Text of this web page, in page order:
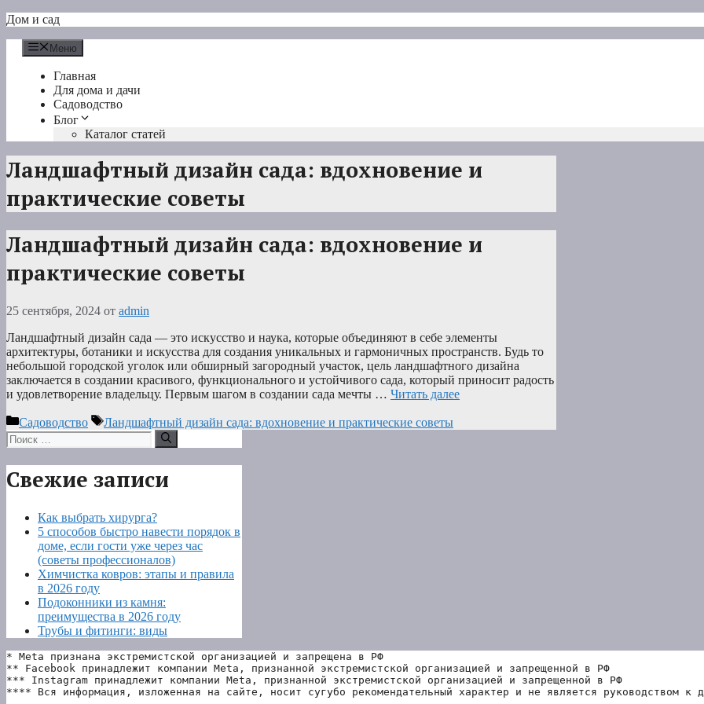
Перейти
содержимому
Дом и сад
Меню
Главная
Для дома и дачи
Садоводство
Блог
Каталог статей
Ландшафтный дизайн сада: вдохновение и
практические советы
Ландшафтный дизайн сада: вдохновение и
практические советы
25 сентября, 2024 от admin
Ландшафтный дизайн сада — это искусство и наука, которые объединяют в себе элементы
архитектуры, ботаники и искусства для создания уникальных и гармоничных пространств. Будь то
небольшой городской уголок или обширный загородный участок, цель ландшафтного дизайна
заключается в создании красивого, функционального и устойчивого сада, который приносит радость
и удовлетворение владельцу. Первым шагом в создании сада мечты … Читать далее
Рубрики
Садоводство Метки
Ландшафтный дизайн сада: вдохновение и практические советы
Поиск:
Свежие записи
Как выбрать хирурга?
5 способов быстро навести порядок в
доме, если гости уже через час
(советы профессионалов)
Химчистка ковров: этапы и правила
в 2026 году
Подоконники из камня:
преимущества в 2026 году
Трубы и фитинги: виды
* Meta признана экстремистской организацией и запрещена в РФ
** Facebook принадлежит компании Meta, признанной экстремистской организацией и запрещенной в РФ
*** Instagram принадлежит компании Meta, признанной экстремистской организацией и запрещенной в РФ
**** Вся информация, изложенная на сайте, носит сугубо рекомендательный характер и не является руководством к